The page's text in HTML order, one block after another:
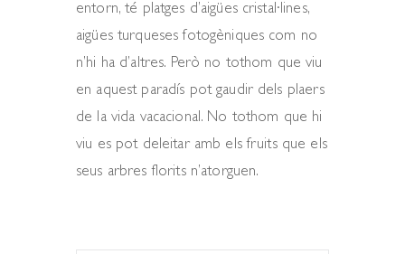
entorn, té platges d’aigües cristal·lines,
aigües turqueses fotogèniques com no
n’hi ha d’altres. Però no tothom que viu
en aquest paradís pot gaudir dels plaers
de la vida vacacional. No tothom que hi
viu es pot deleitar amb els fruits que els
seus arbres florits n’atorguen.